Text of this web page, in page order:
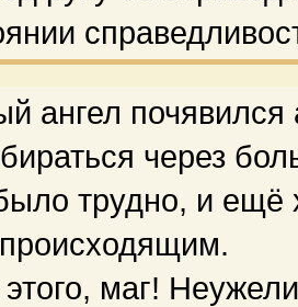
ангел
через
трудно, и ещё
маг!